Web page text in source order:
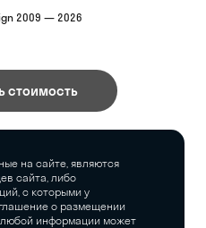
2009 — 2026
стоимость
на сайте, являются
сайта, либо
с которыми у
о размещении
информации может